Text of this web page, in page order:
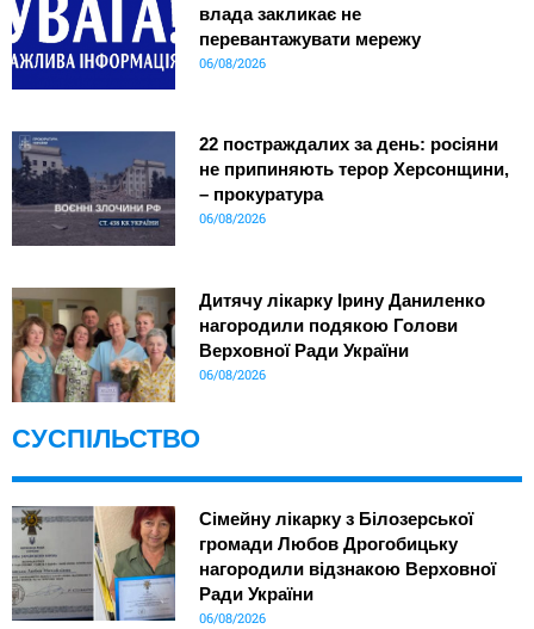
влада закликає не
перевантажувати мережу
06/08/2026
22 постраждалих за день: росіяни
не припиняють терор Херсонщини,
– прокуратура
06/08/2026
Дитячу лікарку Ірину Даниленко
нагородили подякою Голови
Верховної Ради України
06/08/2026
СУСПІЛЬСТВО
Сімейну лікарку з Білозерської
громади Любов Дрогобицьку
нагородили відзнакою Верховної
Ради України
06/08/2026